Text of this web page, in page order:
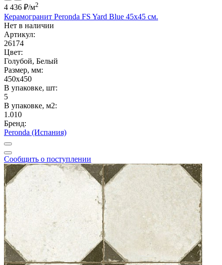
4 436 ₽/м2
Керамогранит Peronda FS Yard Blue 45x45 см.
Нет в наличии
Артикул:
26174
Цвет:
Голубой, Белый
Размер, мм:
450x450
В упаковке, шт:
5
В упаковке, м2:
1.010
Бренд:
Peronda (Испания)
Сообщить о поступлении